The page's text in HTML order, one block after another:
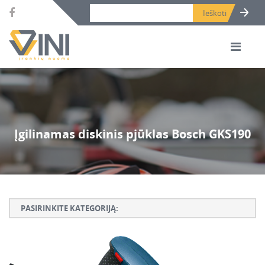
Search bar place.
Įgilinamas diskinis pjūklas Bosch GKS190
PASIRINKITE KATEGORIJĄ:
Betono ardymo ir gręžimo įrankiai